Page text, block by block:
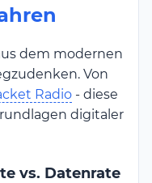
dem modernen
Von
Radio - diese
digitaler
vs. Datenrate